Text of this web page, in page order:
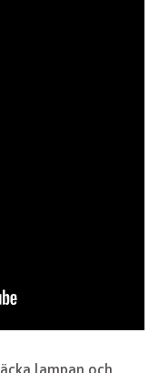
lampan och